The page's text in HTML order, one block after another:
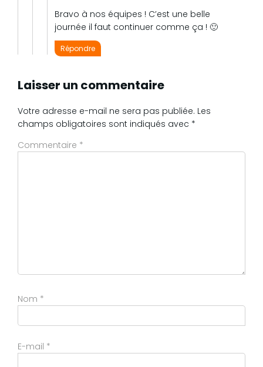
Bravo à nos équipes ! C’est une belle
journée il faut continuer comme ça ! 🙂
Répondre
Laisser un commentaire
Votre adresse e-mail ne sera pas publiée. Les
champs obligatoires sont indiqués avec *
Commentaire *
Nom *
E-mail *